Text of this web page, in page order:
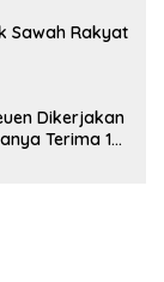
Sawah Rakyat
Dikerjakan
Terima 10